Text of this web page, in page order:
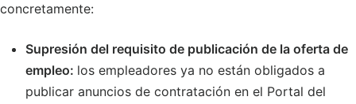
concretamente:
Supresión del requisito de publicación de la oferta de
empleo: los empleadores ya no están obligados a
publicar anuncios de contratación en el Portal del